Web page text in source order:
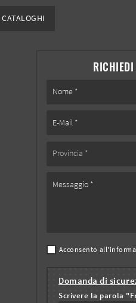
Acconsento
Domanda di
Scrivere la parola